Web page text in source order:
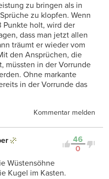
zu bringen als in
zu klopfen. Wenn
Punkte holt, wird der
dass man jetzt allen
träumt er wieder vom
den Ansprüchen, die
müssten in der Vorrunde
Ohne markante
in der Vorrunde das
Kommentar melden
46
0
Wüstensöhne
Kugel im Kasten.